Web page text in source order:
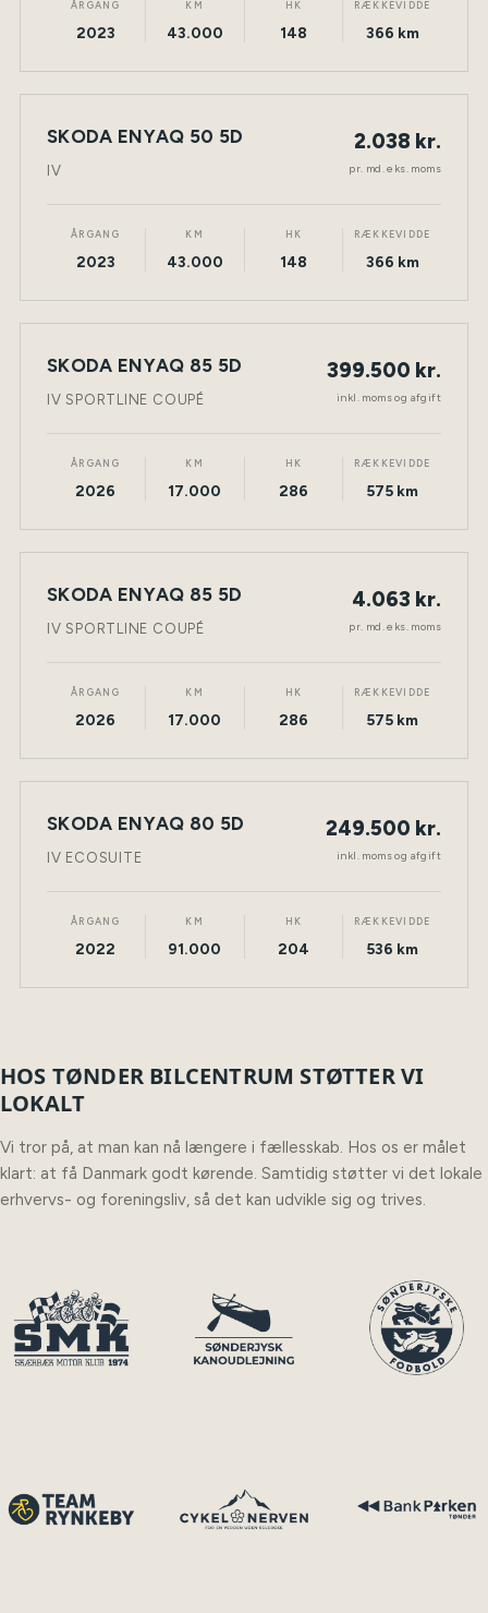
ÅRGANG
2023
KM
43.000
HK
148
RÆKKEVIDDE
366 km
LEASING TØNDER
SKODA ENYAQ 50 5D
IV
2.038 kr.
pr. md. eks. moms
ÅRGANG
2023
KM
43.000
HK
148
RÆKKEVIDDE
366 km
ELEKTRISK TØNDER
SKODA ENYAQ 85 5D
IV SPORTLINE COUPÉ
399.500 kr.
inkl. moms og afgift
ÅRGANG
2026
KM
17.000
HK
286
RÆKKEVIDDE
575 km
LEASING TØNDER
SKODA ENYAQ 85 5D
IV SPORTLINE COUPÉ
4.063 kr.
pr. md. eks. moms
ÅRGANG
2026
KM
17.000
HK
286
RÆKKEVIDDE
575 km
ELEKTRISK TØNDER
SKODA ENYAQ 80 5D
IV ECOSUITE
249.500 kr.
inkl. moms og afgift
ÅRGANG
2022
KM
91.000
HK
204
RÆKKEVIDDE
536 km
HOS TØNDER BILCENTRUM STØTTER VI
LOKALT
Vi tror på, at man kan nå længere i fællesskab. Hos os er målet
klart: at få Danmark godt kørende. Samtidig støtter vi det lokale
erhvervs- og foreningsliv, så det kan udvikle sig og trives.